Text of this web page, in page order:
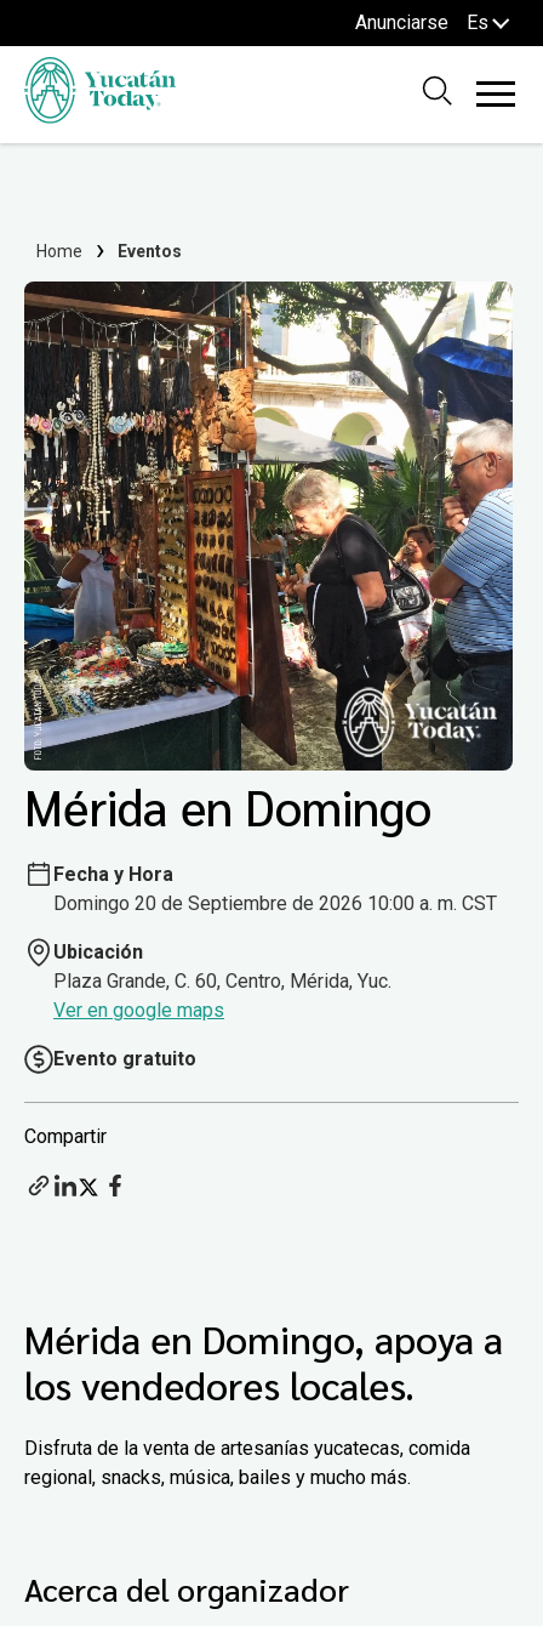
Anunciarse Es
Home Eventos
Mérida en Domingo
Fecha y Hora
Domingo 20 de Septiembre de 2026 10:00 a. m. CST
Ubicación
Plaza Grande, C. 60, Centro, Mérida, Yuc.
Ver en google maps
Evento gratuito
Compartir
Mérida en Domingo, apoya a
los vendedores locales.
Disfruta de la venta de artesanías yucatecas, comida
regional, snacks, música, bailes y mucho más.
Acerca del organizador